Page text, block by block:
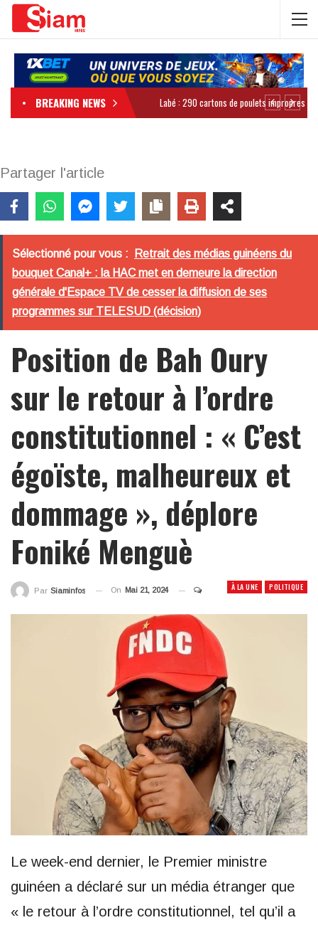
BREAKING NEWS
Partager l'article
Sélectionné pour vous :
Retrait des médias guinéens du
bouquet Canal+ : la HAC met en demeure la direction
générale d'Espace TV de cesser la diffusion de ses
programmes sur TELESUD (décision)
Position de Bah Oury
sur le retour à l’ordre
constitutionnel : « C’est
égoïste, malheureux et
dommage », déplore
Foniké Menguè
À LA UNE POLITIQUE
Par Siaminfos On Mai 21, 2024
Le week-end dernier, le Premier ministre
guinéen a déclaré sur un média étranger que
« le retour à l’ordre constitutionnel, tel qu’il a